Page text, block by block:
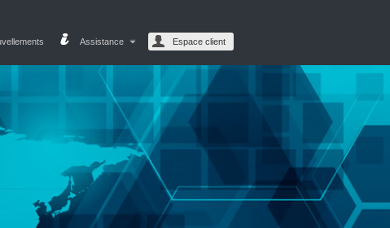
Assistance Espace client